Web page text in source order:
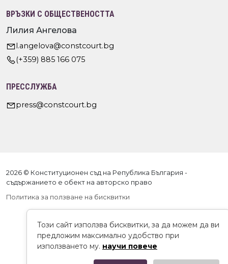
ВРЪЗКИ С ОБЩЕСТВЕНОСТТА
Лилия Ангелова
l.angelova@constcourt.bg
(+359) 885 166 075
ПРЕССЛУЖБА
press@constcourt.bg
2026 © Конституционен съд на Република България -
съдържанието е обект на авторско право
Политика за ползване на бисквитки
Този сайт използва бисквитки, за да можем да ви
предложим максимално удобство при
използването му. научи повече